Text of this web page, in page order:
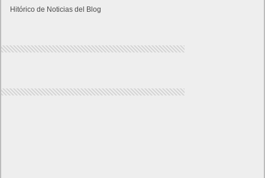
Hitórico de Noticias del Blog